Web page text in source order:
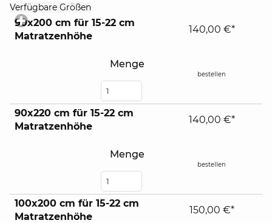
Verfügbare Größen
to
expand
contents
90x200 cm für 15-22 cm
Matratzenhöhe
Menge
140,00 €*
bestellen
90x220 cm für 15-22 cm
Matratzenhöhe
Menge
140,00 €*
bestellen
100x200 cm für 15-22 cm
Matratzenhöhe
150,00 €*